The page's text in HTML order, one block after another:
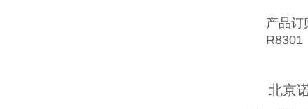
产品订
北京